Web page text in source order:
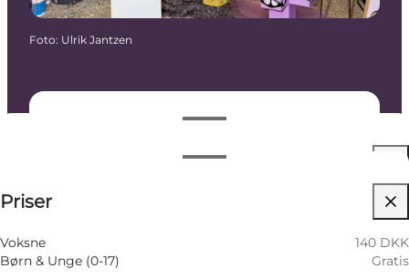
Filtrér efter måned
8 August
Lørdag
9 August
10:00 AM–05:00 PM
Priser
Voksne
140 DKK
Børn & Unge (0-17)
Gratis
Foto: Ulrik Jantzen